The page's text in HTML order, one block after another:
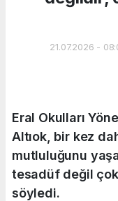
21.07.2026 -
Eral Okulları
Altıok, bir kez
mutluluğunu
tesadüf değil
söyledi.